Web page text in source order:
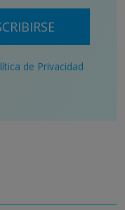
de Privacidad